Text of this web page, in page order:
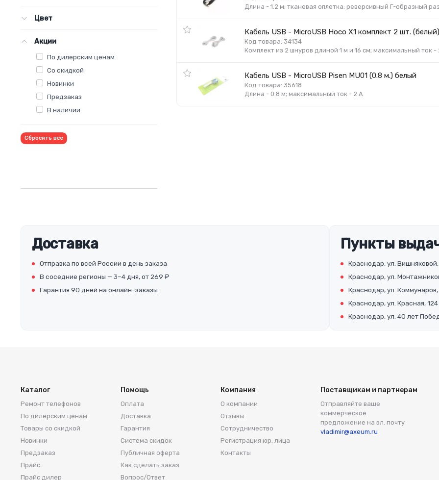
Цвет
Акции
По дилерским ценам
Со скидкой
Новинки
Предзаказ
В наличии
Сбросить все
Длина - 1.2 м; тканевая оплетка; реверсивный Г-образный
Кабель USB - MicroUSB Hoco X1 комплект 2 шт. (белый)
Код товара: 34134
Комплект из 2 шнуров длиной 1 м и 16 см; максимальный ток -
Кабель USB - MicroUSB Pisen MU01 (0.8 м.) белый
Код товара: 35618
Длина - 0.8 м; максимальный ток - 2 А
Доставка
Отправка по всей России в день заказа
В соседние регионы — 3–4 дня, от 269 ₽
Гарантия 90 дней на онлайн-заказы
Пункты
Краснодар, ул. Вишняковой,
Краснодар, ул.
Краснодар, ул. Коммунаров,
Краснодар, ул. Красная, 124
Краснодар, ул. 40 лет
Каталог
Ремонт телефонов
По дилерским ценам
Товары со скидкой
Новинки
Предзаказ
Прайс
Прайс дилер
Помощь
Оплата
Доставка
Гарантия
Система скидок
Публичная оферта
Как сделать заказ
Вопрос/Ответ
Компания
О компании
Отзывы
Сотрудничество
Регистрация юр. лица
Контакты
Поставщикам и партнерам
Отправляйте ваше
коммерческое
предложение на эл. почту
vladimir@axeum.ru